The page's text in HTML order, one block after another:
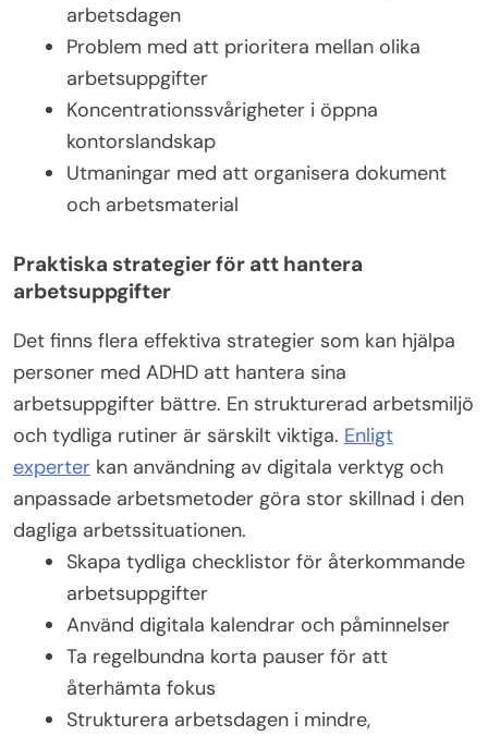
arbetsdagen
Problem med att prioritera mellan olika
arbetsuppgifter
Koncentrationssvårigheter i öppna
kontorslandskap
Utmaningar med att organisera dokument
och arbetsmaterial
Praktiska strategier för att hantera
arbetsuppgifter
Det finns flera effektiva strategier som kan hjälpa
personer med ADHD att hantera sina
arbetsuppgifter bättre. En strukturerad arbetsmiljö
och tydliga rutiner är särskilt viktiga. Enligt
experter kan användning av digitala verktyg och
anpassade arbetsmetoder göra stor skillnad i den
dagliga arbetssituationen.
Skapa tydliga checklistor för återkommande
arbetsuppgifter
Använd digitala kalendrar och påminnelser
Ta regelbundna korta pauser för att
återhämta fokus
Strukturera arbetsdagen i mindre,